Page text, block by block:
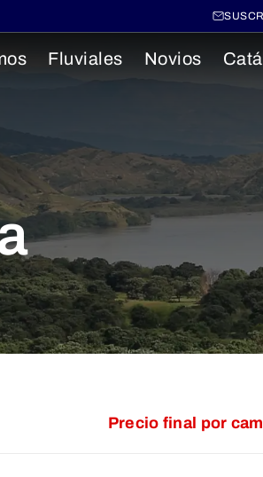
Fluviales Novios
Precio final por